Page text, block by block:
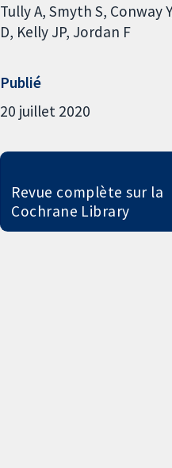
Tully A Smyth S Conway Y
D Kelly JP Jordan F
Publié
20 juillet 2020
Revue complète sur la
Cochrane Library